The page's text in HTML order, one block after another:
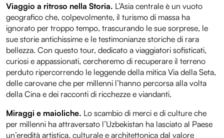
Viaggio a ritroso nella Storia. L’Asia centrale è un vuoto
geografico che, colpevolmente, il turismo di massa ha
ignorato per troppo tempo, trascurando le sue sorprese, le
sue storie antichissime e le testimonianze storiche di rara
bellezza. Con questo tour, dedicato a viaggiatori sofisticati,
curiosi e appassionati, cercheremo di recuperare il terreno
perduto ripercorrendo le leggende della mitica Via della Seta,
delle carovane che per millenni l’hanno percorsa alla volta
della Cina e dei racconti di ricchezze e viandanti.
Miraggi e maioliche. Lo scambio di merci e di culture che
per millenni ha attraversato l’Uzbekistan ha lasciato al Paese
un’eredità artistica, culturale e architettonica dal valore